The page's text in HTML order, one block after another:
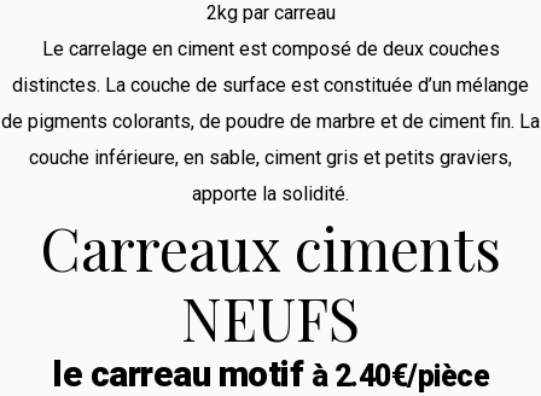
2kg par carreau
Le carrelage en ciment est composé de deux couches
distinctes. La couche de surface est constituée d’un mélange
de pigments colorants, de poudre de marbre et de ciment fin. La
couche inférieure, en sable, ciment gris et petits graviers,
apporte la solidité.
Carreaux ciments
NEUFS
le carreau motif à 2.40€/pièce